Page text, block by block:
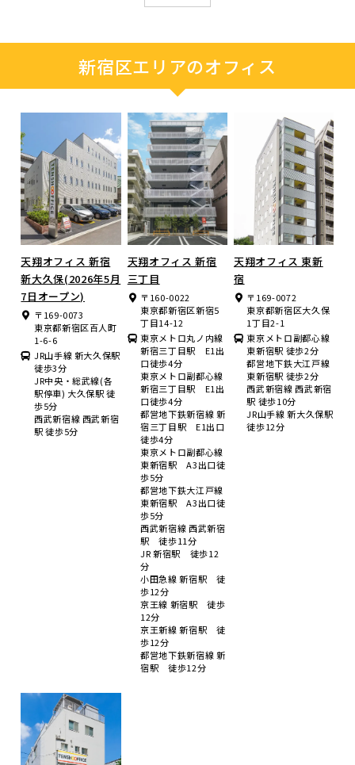
新宿区エリアのオフィス
天翔オフィス 新宿
新大久保(2026年5月
7日オープン)
〒169-0073
東京都新宿区百人町
1-6-6
JR山手線 新大久保駅
徒歩3分
JR中央・総武線(各
駅停車) 大久保駅 徒
歩5分
西武新宿線 西武新宿
駅 徒歩5分
天翔オフィス 新宿
三丁目
〒160-0022
東京都新宿区新宿5
丁目14-12
東京メトロ丸ノ内線
新宿三丁目駅 E1出
口徒歩4分
東京メトロ副都心線
新宿三丁目駅 E1出
口徒歩4分
都営地下鉄新宿線 新
宿三丁目駅 E1出口
徒歩4分
東京メトロ副都心線
東新宿駅 A3出口徒
歩5分
都営地下鉄大江戸線
東新宿駅 A3出口徒
歩5分
西武新宿線 西武新宿
駅 徒歩11分
JR 新宿駅 徒歩12
分
小田急線 新宿駅 徒
歩12分
京王線 新宿駅 徒歩
12分
京王新線 新宿駅 徒
歩12分
都営地下鉄新宿線 新
宿駅 徒歩12分
天翔オフィス 東新
宿
〒169-0072
東京都新宿区大久保
1丁目2-1
東京メトロ副都心線
東新宿駅 徒歩2分
都営地下鉄大江戸線
東新宿駅 徒歩2分
西武新宿線 西武新宿
駅 徒歩10分
JR山手線 新大久保駅
徒歩12分